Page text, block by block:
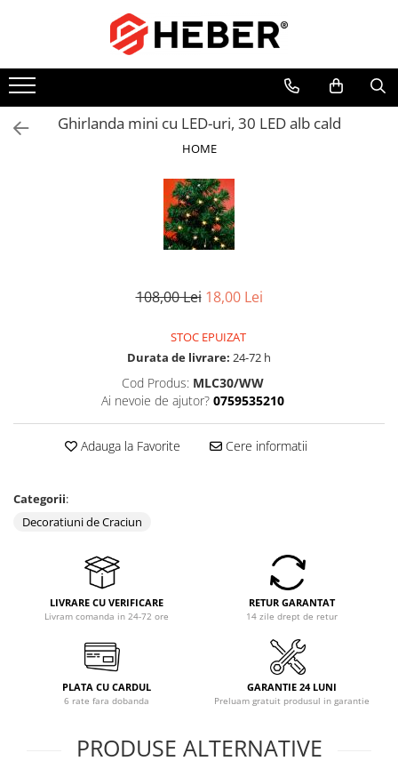
Toate Produsele
Mixere cu bol
Aer conditionat
Pompe submersibile nisip
Pompe de stropit electrice
Pompe de stropit manuale
Accesorii mori electrice
Zdrobitoare struguri, fructe si
Dezumidificatoare
Aparate de sudura
Motoare termice
Ghirlanda mini cu LED-uri, 30 LED alb cald
HOME
108,00 Lei 18,00 Lei
STOC EPUIZAT
Durata de livrare: 24-72 h
Cod Produs: MLC30/WW
Ai nevoie de ajutor? 0759535210
Adauga la Favorite Cere informatii
Categorii:
Decoratiuni de Craciun
LIVRARE CU VERIFICARE
Livram comanda in 24-72 ore
RETUR GARANTAT
14 zile drept de retur
PLATA CU CARDUL
6 rate fara dobanda
GARANTIE 24 LUNI
Preluam gratuit produsul in garantie
PRODUSE ALTERNATIVE